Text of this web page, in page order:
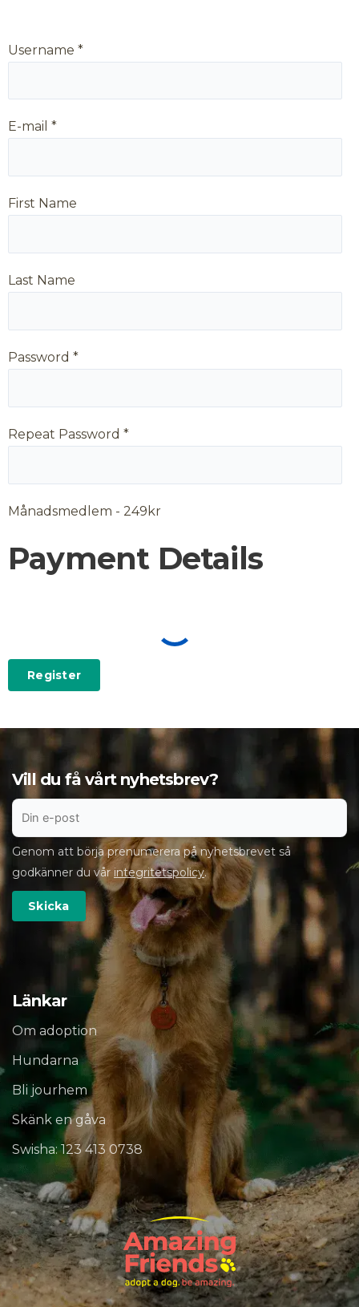
Username *
E-mail *
First Name
Last Name
Password *
Repeat Password *
Månadsmedlem - 249 kr
Payment Details
Länkar
Om adoption
Hundarna
Bli jourhem
Skänk en gåva
Swisha: 123 413 0738
Vill du få vårt nyhetsbrev?
Genom att börja prenumerera på nyhetsbrevet så
godkänner du vår integritetspolicy.